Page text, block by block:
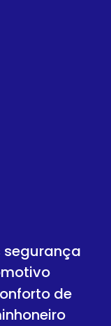
segurança
de